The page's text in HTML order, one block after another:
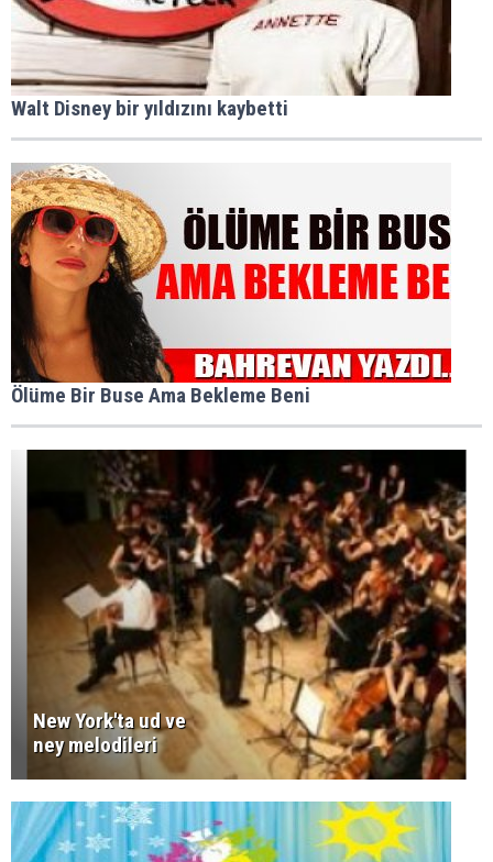
Walt Disney bir yıldızını kaybetti
Ölüme Bir Buse Ama Bekleme Beni
New York'ta ud ve
ney melodileri